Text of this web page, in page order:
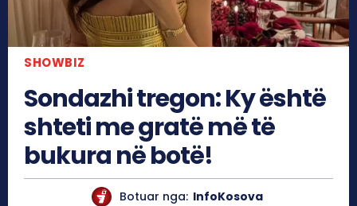
SHOWBIZ
Sondazhi tregon: Ky është
shteti me gratë më të
bukura në botë!
Botuar nga: InfoKosova